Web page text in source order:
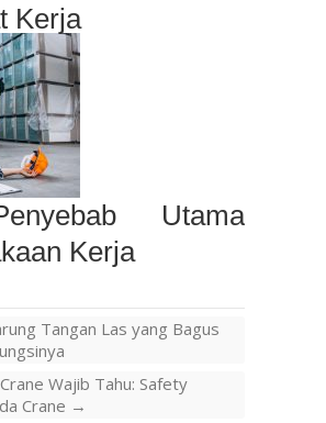
Kerja
Utama
Kerja
Tangan Las yang Bagus
Wajib Tahu: Safety
Crane →